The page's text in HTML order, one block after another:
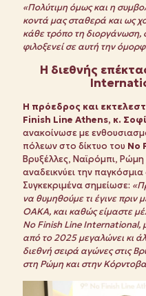
«Πολύτιμη όμως και η
κοντά μας σταθερά και ως
κάθε τρόπο τη
φιλοξενεί σε αυτή την
Η διεθνής
Η πρόεδρος και
Finish Line Athens, κ.
ανακοίνωσε με
πόλεων στο δίκτυο του No
Βρυξέλλες, Ναϊρόμπι, Ρώμη
αναδεικνύει την
Συγκεκριμένα σημείωσε:
να θυμηθούμε τι έγινε πριν
ΟΑΚΑ, και καθώς είμαστε
No Finish Line International,
από το 2025 μεγαλώνει κι
διεθνή σειρά αγώνες στις
στη Ρώμη και στην Κόρντοβα